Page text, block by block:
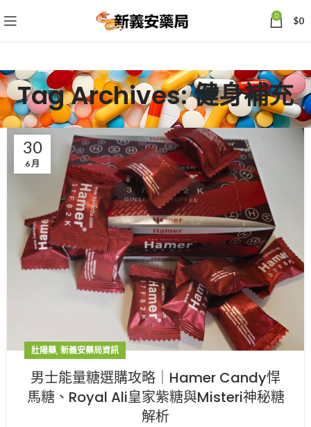
0 $0
Tag Archives: 健身補充
30
6 月
壯陽藥, 新義安藥局資訊
男士能量糖選購攻略｜Hamer Candy悍
馬糖、Royal Ali皇家紫糖與Misteri神秘糖
解析